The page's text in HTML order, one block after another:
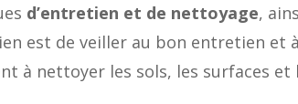
d’entretien et de nettoyage,
est de veiller au bon entretien et
à nettoyer les sols, les surfaces